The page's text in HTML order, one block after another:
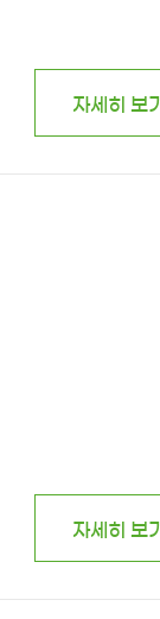
자세히 보기
자세히 보기